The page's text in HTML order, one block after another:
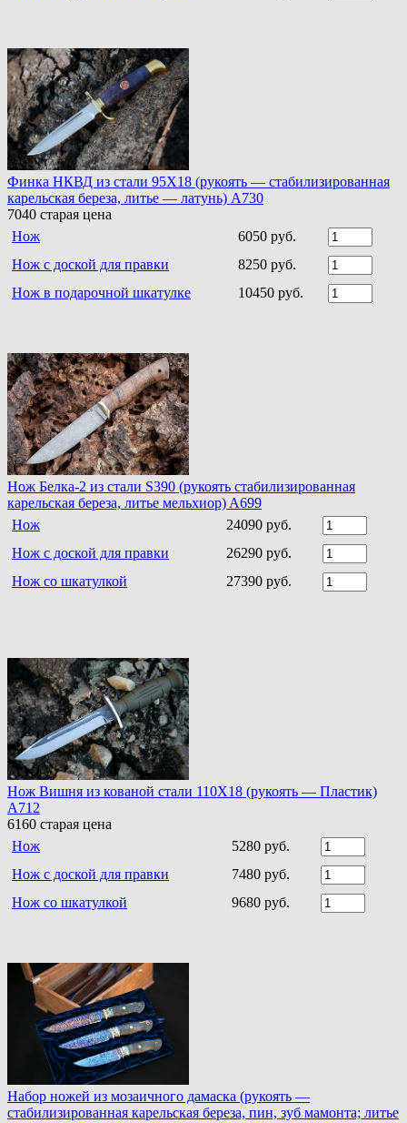
Финка НКВД из стали 95Х18 (рукоять — стабилизированная
карельская береза, литье — латунь) A730
7040 старая цена
Нож
6050 руб.
Нож с доской для правки
8250 руб.
Нож в подарочной шкатулке
10450 руб.
Нож Белка-2 из стали S390 (рукоять стабилизированная
карельская береза, литье мельхиор) A699
Нож
24090 руб.
Нож с доской для правки
26290 руб.
Нож со шкатулкой
27390 руб.
Нож Вишня из кованой стали 110Х18 (рукоять — Пластик)
A712
6160 старая цена
Нож
5280 руб.
Нож с доской для правки
7480 руб.
Нож со шкатулкой
9680 руб.
Набор ножей из мозаичного дамаска (рукоять —
стабилизированная карельская береза, пин, зуб мамонта; литье